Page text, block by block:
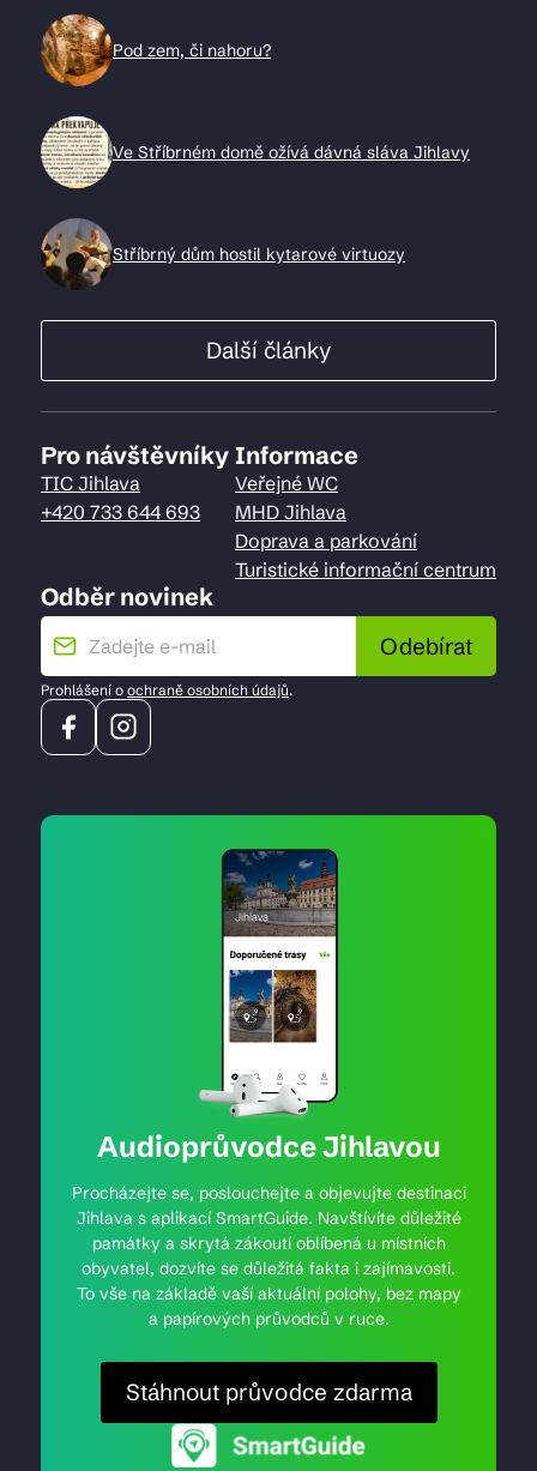
Pod zem, či nahoru?
Ve Stříbrném domě ožívá dávná sláva Jihlavy
Stříbrný dům hostil kytarové virtuozy
Další články
Pro návštěvníky
TIC Jihlava
+420 733 644 693
Informace
Veřejné WC
MHD Jihlava
Doprava a parkování
Turistické informační centrum
Odběr novinek
Odebírat
Prohlášení o ochraně osobních údajů.
Audioprůvodce Jihlavou
Procházejte se, poslouchejte a objevujte destinaci
Jihlava s aplikací SmartGuide. Navštívíte důležité
památky a skrytá zákoutí oblíbená u místních
obyvatel, dozvíte se důležitá fakta i zajímavosti.
To vše na základě vaší aktuální polohy, bez mapy
a papírových průvodců v ruce.
Stáhnout průvodce zdarma